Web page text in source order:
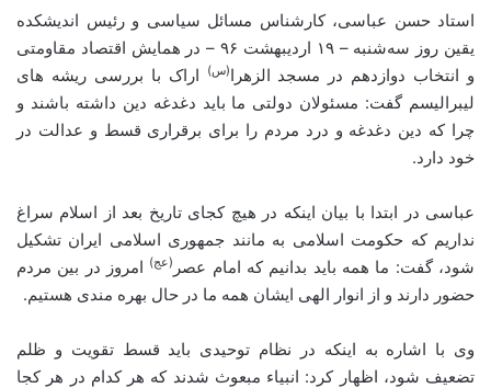
استاد حسن عباسی، کارشناس مسائل سیاسی و رئیس اندیشکده
یقین روز سه‌شنبه – ۱۹ اردیبهشت ۹۶ – در همایش اقتصاد مقاومتی
و انتخاب دوازدهم در مسجد الزهرا(س)
اراک با بررسی ریشه های
لیبرالیسم گفت: مسئولان دولتی ما باید دغدغه دین داشته باشند و
چرا که دین دغدغه و درد مردم را برای برقراری قسط و عدالت در
خود دارد.
عباسی در ابتدا با بیان اینکه در هیچ کجای تاریخ بعد از اسلام سراغ
نداریم که حکومت اسلامی به مانند جمهوری اسلامی ایران تشکیل
شود، گفت: ما همه باید بدانیم که امام عصر (عج) امروز در بین مردم
حضور دارند و از انوار الهی ایشان همه ما در حال بهره مندی هستیم.
وی با اشاره به اینکه در نظام توحیدی باید قسط تقویت و ظلم
تضعیف شود، اظهار کرد: انبیاء مبعوث شدند که هر کدام در هر کجا